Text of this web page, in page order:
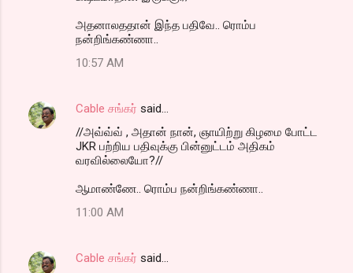
அதனாலததான் இந்த பதிவே.. ரொம்ப
நன்றிங்கண்ணா..
10:57 AM
Cable சங்கர் said…
//அவ்வ்வ் , அதான் நான், ஞாயிற்று கிழமை போட்ட
JKR பற்றிய பதிவுக்கு பின்னுட்டம் அதிகம்
வரவில்லையோ?//
ஆமாண்ணே.. ரொம்ப நன்றிங்கண்ணா..
11:00 AM
Cable சங்கர் said…